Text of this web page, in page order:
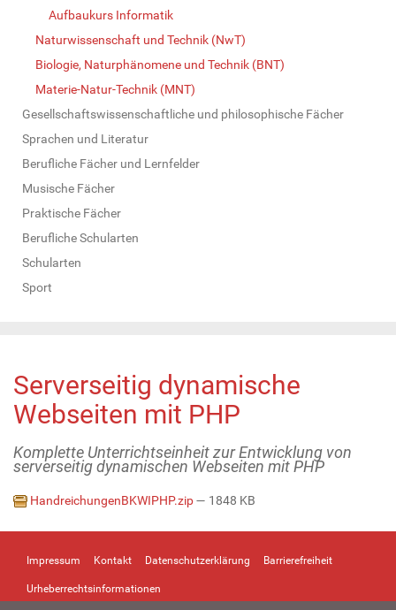
Aufbaukurs Informatik
Naturwissenschaft und Technik (NwT)
Biologie, Naturphänomene und Technik (BNT)
Materie-Natur-Technik (MNT)
Gesellschaftswissenschaftliche und philosophische Fächer
Sprachen und Literatur
Berufliche Fächer und Lernfelder
Musische Fächer
Praktische Fächer
Berufliche Schularten
Schularten
Sport
Serverseitig dynamische
Webseiten mit PHP
Komplette Unterrichtseinheit zur Entwicklung von
serverseitig dynamischen Webseiten mit PHP
HandreichungenBKWIPHP.zip— 1848 KB
Impressum Kontakt Datenschutzerklärung Barrierefreiheit
Urheberrechtsinformationen